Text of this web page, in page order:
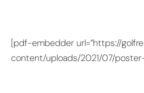
[pdf-embedder url=”https://
content/uploads/2021/07/